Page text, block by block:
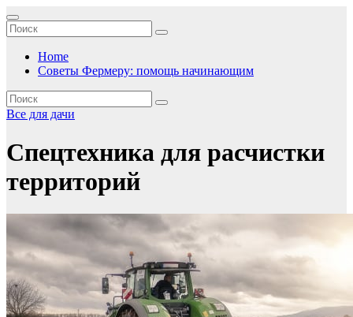
Перейти
к
содержимому
Home
Советы Фермеру: помощь начинающим
Все для дачи
Спецтехника для расчистки
территорий